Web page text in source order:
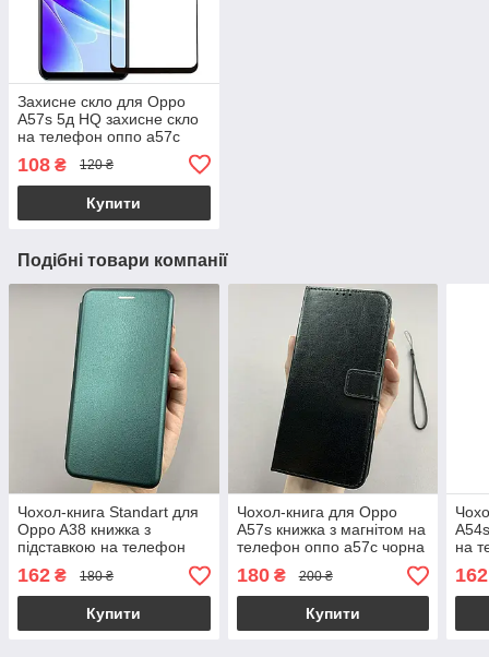
Захисне скло для Oppo
A57s 5д HQ захисне скло
на телефон оппо а57с
108 ₴ 120 ₴
Купити
Подібні товари компанії
Чохол-книга Standart для
Oppo A38 книжка з
підставкою на телефон
оппо а38 темно-зелена
stn
162 ₴ 180 ₴
Купити
Чохол-книга для Oppo
A57s книжка з магнітом на
телефон оппо а57с чорна
l8y
180₴ 200 ₴
Купити
на
162